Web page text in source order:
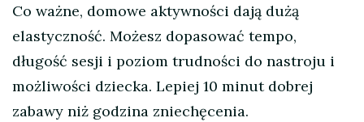
Co ważne, domowe aktywności dają dużą
elastyczność. Możesz dopasować tempo,
długość sesji i poziom trudności do nastroju i
możliwości dziecka. Lepiej 10 minut dobrej
zabawy niż godzina zniechęcenia.